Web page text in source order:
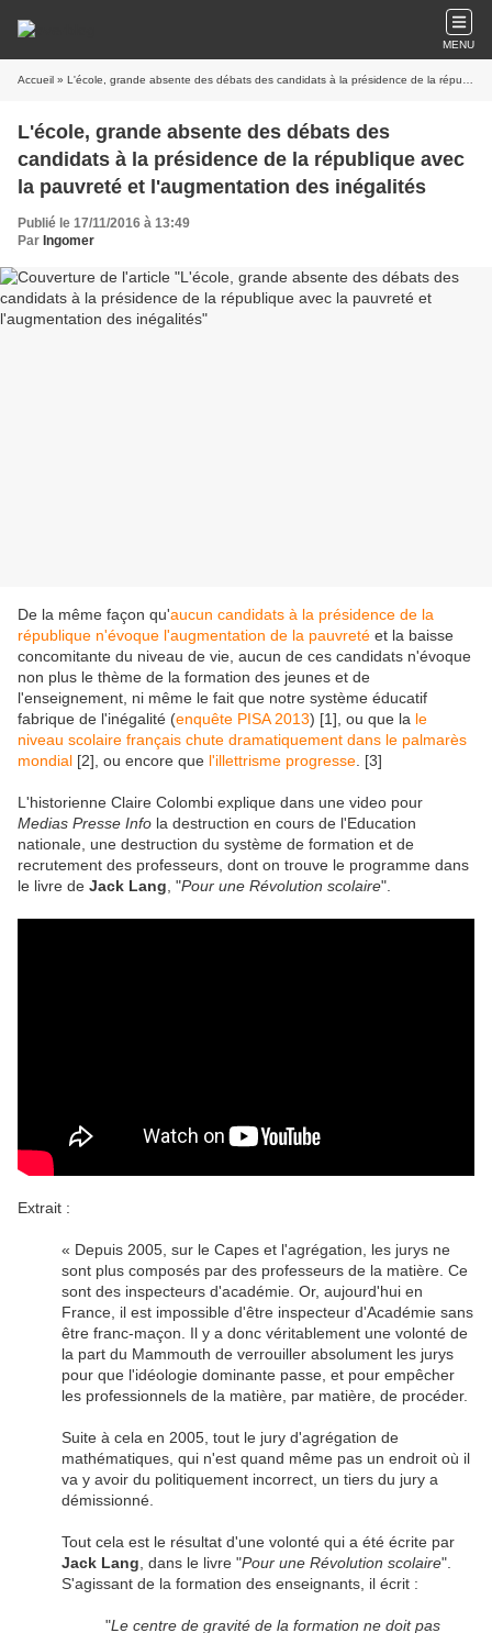
MENU
Accueil » L'école, grande absente des débats des candidats à la présidence de la république avec la pauvreté et l'augmentation des inégalités
L'école, grande absente des débats des
candidats à la présidence de la république avec
la pauvreté et l'augmentation des inégalités
Publié le 17/11/2016 à 13:49
Par Ingomer
De la même façon qu'aucun candidats à la présidence de la
république n'évoque l'augmentation de la pauvreté et la baisse
concomitante du niveau de vie, aucun de ces candidats n'évoque
non plus le thème de la formation des jeunes et de
l'enseignement, ni même le fait que notre système éducatif
fabrique de l'inégalité (enquête PISA 2013) [1], ou que la le
niveau scolaire français chute dramatiquement dans le palmarès
mondial [2], ou encore que l'illettrisme progresse . [3]
L'historienne Claire Colombi explique dans une video pour
Medias Presse Info la destruction en cours de l'Education
nationale, une destruction du système de formation et de
recrutement des professeurs, dont on trouve le programme dans
le livre de Jack Lang , "Pour une Révolution scolaire".
Extrait :
« Depuis 2005, sur le Capes et l'agrégation, les jurys ne
sont plus composés par des professeurs de la matière. Ce
sont des inspecteurs d'académie. Or, aujourd'hui en
France, il est impossible d'être inspecteur d'Académie sans
être franc-maçon. Il y a donc véritablement une volonté de
la part du Mammouth de verrouiller absolument les jurys
pour que l'idéologie dominante passe, et pour empêcher
les professionnels de la matière, par matière, de procéder.
Suite à cela en 2005, tout le jury d'agrégation de
mathématiques, qui n'est quand même pas un endroit où il
va y avoir du politiquement incorrect, un tiers du jury a
démissionné.
Tout cela est le résultat d'une volonté qui a été écrite par
Jack Lang , dans le livre "Pour une Révolution scolaire".
S'agissant de la formation des enseignants, il écrit :
"Le centre de gravité de la formation ne doit pas